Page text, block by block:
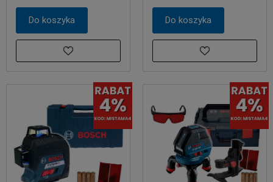
Do koszyka Do koszyka